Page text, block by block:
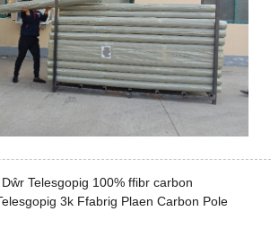
Telesgopig 100% ffibr carbon
3k Ffabrig Plaen Carbon Pole